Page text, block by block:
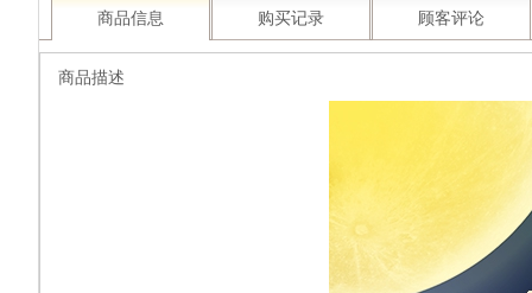
商品信息 购买记录 顾客评论
商品描述